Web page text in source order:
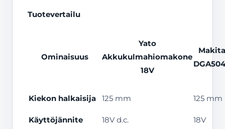
Tuotevertailu
Ominaisuus
Yato
Akkukulmahiomakone
18V
Makita
Kiekon halkaisija 125 mm 125 mm
Käyttöjännite 18V d.c. 18V